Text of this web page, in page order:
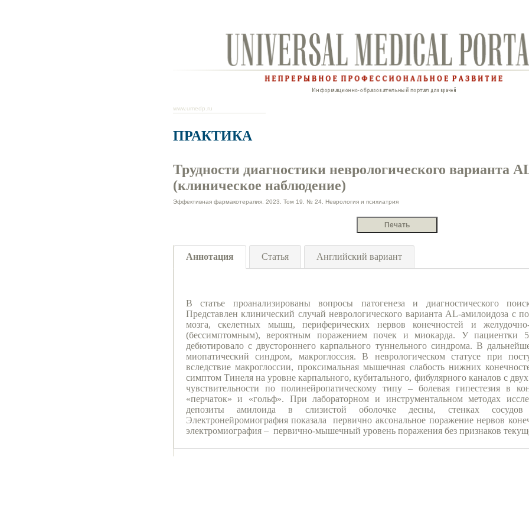
www.umedp.ru
ПРАКТИКА
Трудности диагностики неврологического варианта
(клиническое наблюдение)
Эффективная фармакотерапия. 2023. Том 19. № 24. Неврология и психиатрия
Аннотация Статья Английский вариант
В статье проанализированы вопросы патогенеза и диагностического
Представлен клинический случай неврологического варианта AL-амилоидоза с
мозга, скелетных мышц, периферических нервов конечностей и
(бессимптомным), вероятным поражением почек и миокарда. У пациентки
дебютировало с двустороннего карпального туннельного синдрома. В
миопатический синдром, макроглоссия. В неврологическом статусе при
вследствие макроглоссии, проксимальная мышечная слабость нижних
симптом Тинеля на уровне карпального, кубитального, фибулярного каналов с
чувствительности по полинейропатическому типу – болевая гипестезия в
«перчаток» и «гольф». При лабораторном и инструментальном методах
депозиты амилоида в слизистой оболочке десны, стенках сосудов
Электронейромиография показала первично аксональное поражение нервов
электромиография – первично-мышечный уровень поражения без признаков